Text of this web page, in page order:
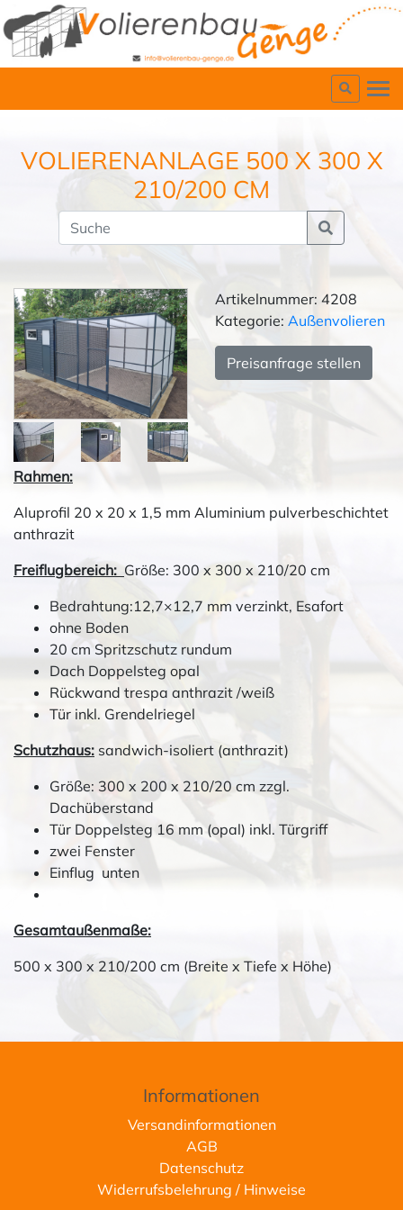
VOLIERENANLAGE 500 X 300 X
210/200 CM
Artikelnummer: 4208
Kategorie: Außenvolieren
Preisanfrage stellen
Rahmen:
Aluprofil 20 x 20 x 1,5 mm Aluminium pulverbeschichtet
anthrazit
Freiflugbereich: Größe: 300 x 300 x 210/20 cm
Bedrahtung:12,7×12,7 mm verzinkt, Esafort
ohne Boden
20 cm Spritzschutz rundum
Dach Doppelsteg opal
Rückwand trespa anthrazit /weiß
Tür inkl. Grendelriegel
Schutzhaus: sandwich-isoliert (anthrazit)
Größe: 300 x 200 x 210/20 cm zzgl.
Dachüberstand
Tür Doppelsteg 16 mm (opal) inkl. Türgriff
zwei Fenster
Einflug unten
Gesamtaußenmaße:
500 x 300 x 210/200 cm (Breite x Tiefe x Höhe)
Informationen
Versandinformationen
AGB
Datenschutz
Widerrufsbelehrung / Hinweise